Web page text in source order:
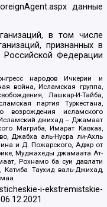
данные
в том числе
признанных в
Российской Федерации
народов Ичкерии и
война, Исламская группа,
Лашкар-И-Тайба,
партия Туркестана,
возрождения исламского
джихад – Джамаат
Магриба, Имарат Кавказ,
Джабха аль-Нусра ли-Ахль
и Д. Пожарского, Аджр от
Муджахеды джамаата Ат-
Рохнамо ба суи давлати
Катиба Таухид валь-Джихад,
i-ekstremistskie-
06.12.2021